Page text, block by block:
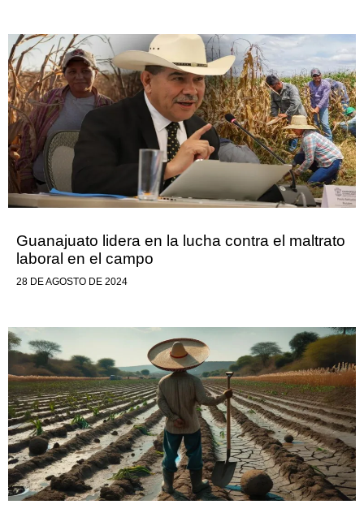
Guanajuato lidera en la lucha contra el maltrato
laboral en el campo
28 DE AGOSTO DE 2024